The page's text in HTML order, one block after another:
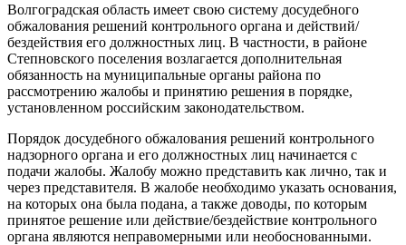
Волгоградская область имеет свою систему досудебного
обжалования решений контрольного органа и действий/
бездействия его должностных лиц. В частности, в районе
Степновского поселения возлагается дополнительная
обязанность на муниципальные органы района по
рассмотрению жалобы и принятию решения в порядке,
установленном российским законодательством.
Порядок досудебного обжалования решений контрольного
надзорного органа и его должностных лиц начинается с
подачи жалобы. Жалобу можно представить как лично, так и
через представителя. В жалобе необходимо указать основания,
на которых она была подана, а также доводы, по которым
принятое решение или действие/бездействие контрольного
органа являются неправомерными или необоснованными.